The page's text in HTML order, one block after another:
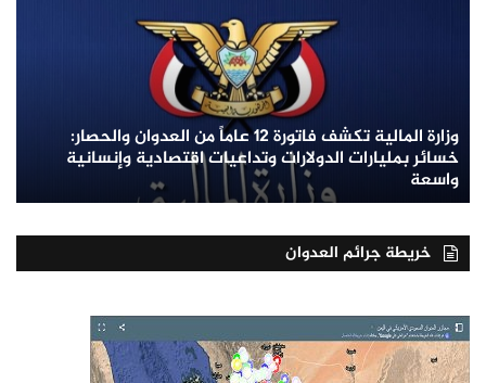
وزارة المالية تكشف فاتورة 12 عاماً من العدوان والحصار:
خسائر بمليارات الدولارات وتداعيات اقتصادية وإنسانية
واسعة
خريطة جرائم العدوان